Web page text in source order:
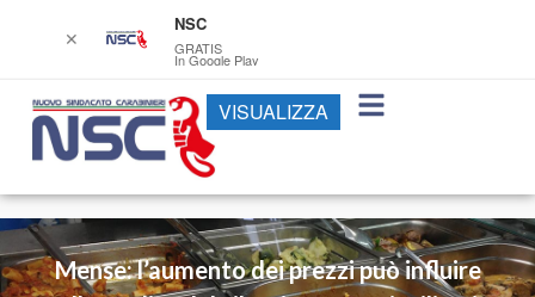
Mense: l’aumento dei prezzi può influire
✕
NSC
GRATIS
In Google Play
VISUALIZZA